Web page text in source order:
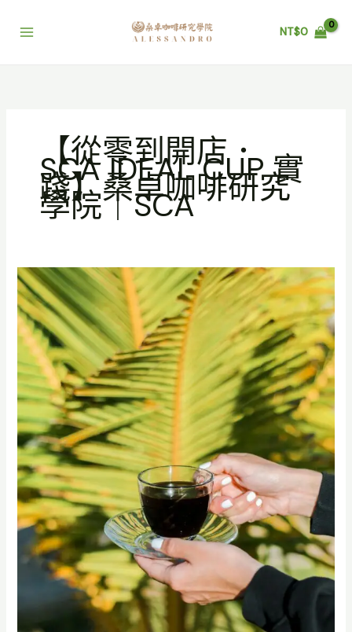
NT$0
【從零到開店．
SCA IDEAL CUP 實
踐】桑卓咖啡研究
學院｜SCA
【從
零
到
開
店．
SCA
IDEAL
CUP
實
踐】
桑
卓
咖
啡
研
學